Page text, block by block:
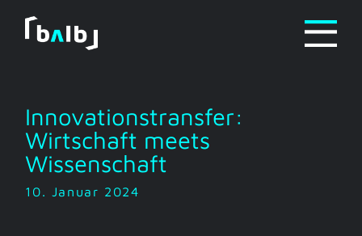
Inhalt
springen
Innovationstransfer:
Wirtschaft meets
Wissenschaft
10. Januar 2024